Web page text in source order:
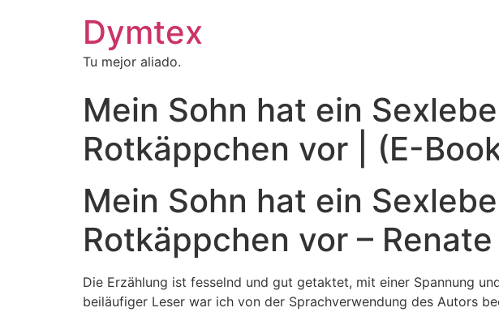
Dymtex
Tu mejor aliado.
Mein Sohn hat ein
Rotkäppchen vor | (E-
Mein Sohn hat ein
Rotkäppchen vor –
Die Erzählung ist fesselnd und gut getaktet, mit einer Spannung
beiläufiger Leser war ich von der Sprachverwendung des Autors